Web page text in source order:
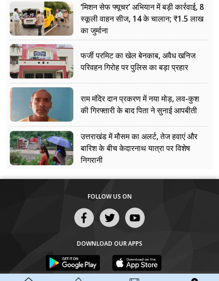
‘मिशन सेफ फ्यूचर’ अभियान में बड़ी कार्रवाई, 8
स्कूली वाहन सीज, 14 के चालान; ₹1.5 लाख
का जुर्माना
फर्जी परमिट का खेल बेनकाब, अवैध खनिज
परिवहन गिरोह पर पुलिस का बड़ा प्रहार
राम मंदिर दान प्रकरण में नया मोड़, लव-कुश
की गिरफ्तारी के बाद पिता ने सुनाई आपबीती
उत्तराखंड में मौसम का अलर्ट, तेज हवाएं और
बारिश के बीच केदारनाथ यात्रा पर विशेष
निगरानी
FOLLOW US ON
DOWNLOAD OUR APPS